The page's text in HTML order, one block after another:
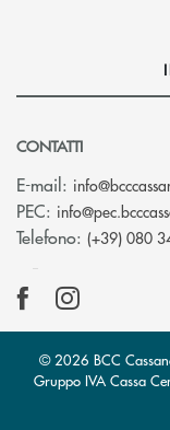
CONTATTI
E-mail:
PEC:
Telefono: (+39) 080
© 2026 BCC
Gruppo IVA Cassa